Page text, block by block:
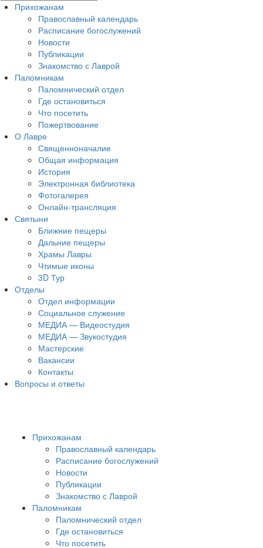
Прихожанам
Православный календарь
Расписание богослужений
Новости
Публикации
Знакомство с Лаврой
Паломникам
Паломнический отдел
Где остановиться
Что посетить
Пожертвование
О Лавре
Священноначалие
Общая информация
История
Электронная библиотека
Фотогалерея
Онлайн-трансляция
Святыни
Ближние пещеры
Дальние пещеры
Храмы Лавры
Чтимые иконы
3D Тур
Отделы
Отдел информации
Социальное служение
МЕДИА — Видеостудия
МЕДИА — Звукостудия
Мастерские
Вакансии
Контакты
Вопросы и ответы
Прихожанам
Православный календарь
Расписание богослужений
Новости
Публикации
Знакомство с Лаврой
Паломникам
Паломнический отдел
Где остановиться
Что посетить